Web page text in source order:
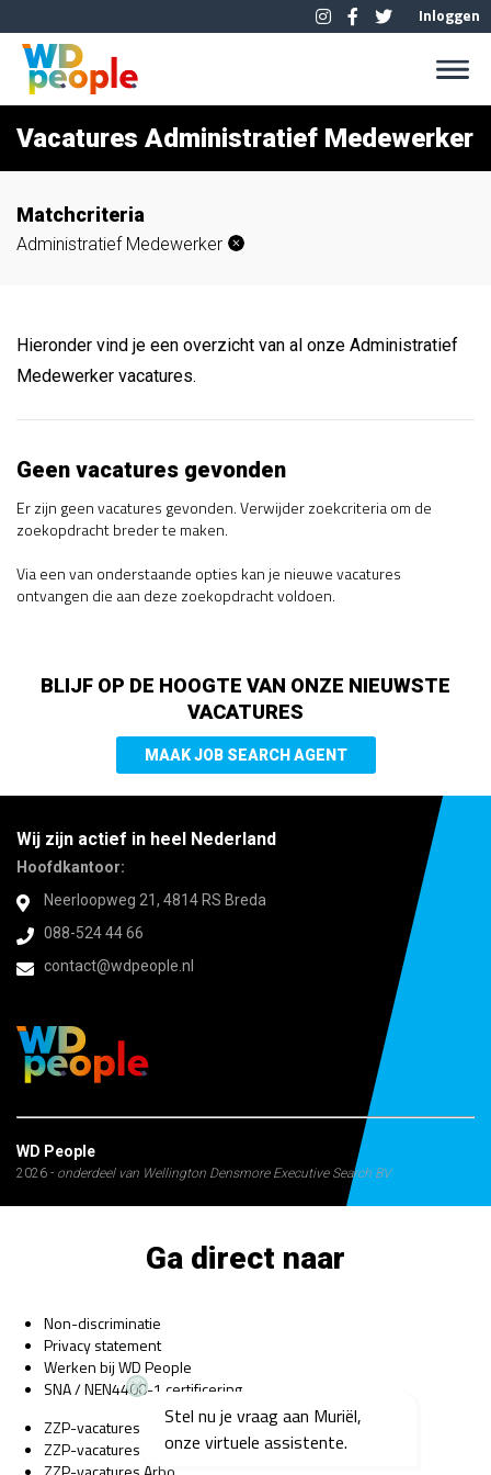
Inloggen
Vacatures Administratief Medewerker
Matchcriteria
Administratief Medewerker
Hieronder vind je een overzicht van al onze Administratief
Medewerker vacatures.
Geen vacatures gevonden
Er zijn geen vacatures gevonden. Verwijder zoekcriteria om de
zoekopdracht breder te maken.
Via een van onderstaande opties kan je nieuwe vacatures
ontvangen die aan deze zoekopdracht voldoen.
BLIJF OP DE HOOGTE VAN ONZE NIEUWSTE
VACATURES
MAAK JOB SEARCH AGENT
Wij zijn actief in heel Nederland
Hoofdkantoor:
Neerloopweg 21, 4814 RS Breda
088-524 44 66
contact@wdpeople.nl
WD People
2026 - onderdeel van Wellington Densmore Executive Search BV
Ga direct naar
Non-discriminatie
Privacy statement
Werken bij WD People
SNA / NEN4400-1 certificering
ZZP-vacatures Bedrijfsarts
ZZP-vacatures Psycholoog
Stel nu je vraag aan Muriël,
onze virtuele assistente.